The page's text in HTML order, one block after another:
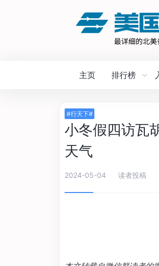
主页 排行榜
#行天下#
小冬假四访瓦
天气
2024-05-04 读者投稿